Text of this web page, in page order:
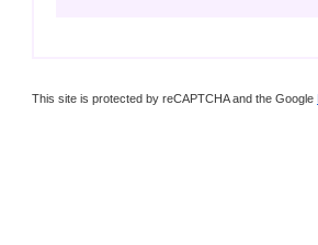
This site is protected by reCAPTCHA and the Google